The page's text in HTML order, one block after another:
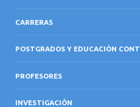
CARRERAS
POSTGRADOS Y EDUCACIÓN
PROFESORES
INVESTIGACIÓN